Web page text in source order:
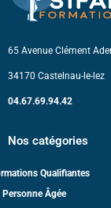
65 Avenue Clément
34170 Castelnau-le-lez
04.67.69.94.42
Nos catégories
Qualifiantes
Personne Âgée